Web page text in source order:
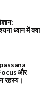
ध्यान में क्या
और
रहस्य।